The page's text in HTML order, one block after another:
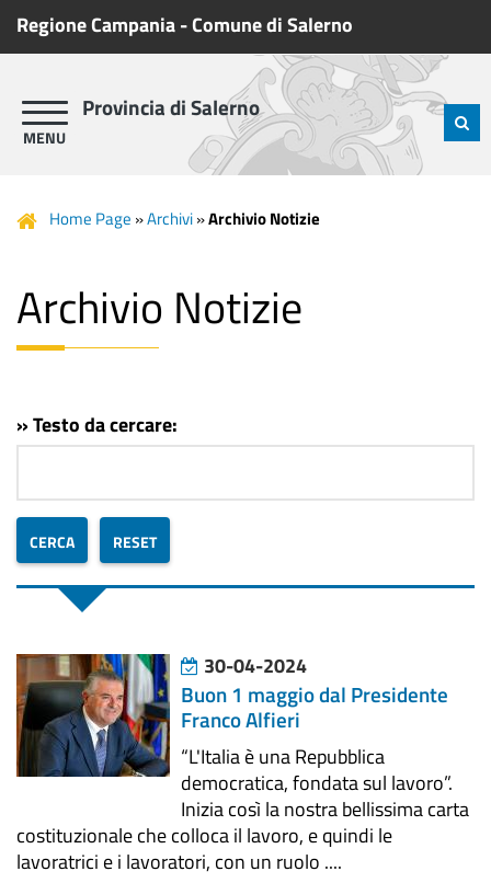
Regione Campania-Comune di Salerno
Provincia di Salerno
Home Page »Archivi»Archivio Notizie
Archivio Notizie
» Testo da cercare:
30-04-2024
Buon 1 maggio dal Presidente
Franco Alfieri
“L'Italia è una Repubblica
democratica, fondata sul lavoro”.
Inizia così la nostra bellissima carta
costituzionale che colloca il lavoro, e quindi le
lavoratrici e i lavoratori, con un ruolo ....